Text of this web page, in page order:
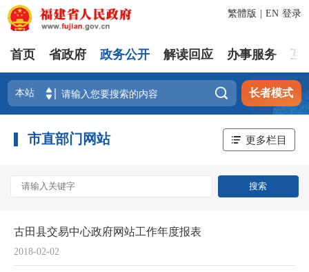
登录
繁體版 EN
首页 省政府 政务公开 解读回应 办事服务 互
 长者模式
市直部门网站 更多栏目
2018-02-02
古田县交易中心政府网站工作年度报表